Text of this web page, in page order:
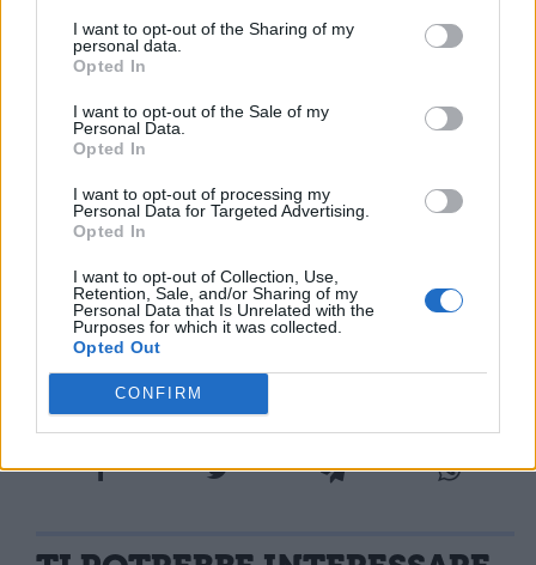
I want to opt-out of the Sharing of my
personal data.
Opted In
I want to opt-out of the Sale of my
Personal Data.
Opted In
I want to opt-out of processing my
Personal Data for Targeted Advertising.
Opted In
I want to opt-out of Collection, Use,
Retention, Sale, and/or Sharing of my
Personal Data that Is Unrelated with the
Purposes for which it was collected.
Opted Out
CONFIRM
dell'arrivo di Caninio, volge tutte le truppe
contro le legioni e comincia l'assalto
all'accampamento dei Romani. Dopo
aver speso diversi giorni nell'attacco, a
prezzo di gravi perdite e senza riuscire a far
breccia in nessun punto delle
fortificazioni, Dumnaco torna ad assediare
Lemono.